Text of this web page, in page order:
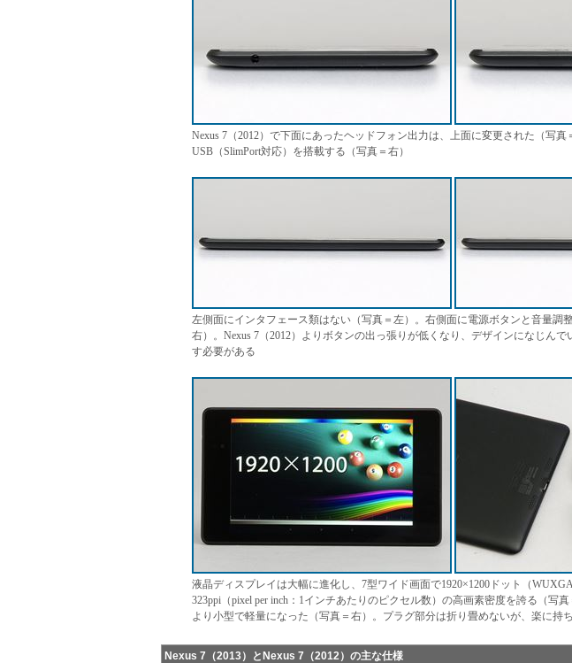
Nexus 7（2012）で下面にあったヘッドフォン出力は、上面に変更された（写真
USB（SlimPort対応）を搭載する（写真＝右）
左側面にインタフェース類はない（写真＝左）。右側面に電源ボタンと音量調
右）。Nexus 7（2012）よりボタンの出っ張りが低くなり、デザインになじん
す必要がある
液晶ディスプレイは大幅に進化し、7型ワイド画面で1920×1200ドット（
323ppi（pixel per inch：1インチあたりのピクセル数）の高画素密度を誇る（写
より小型で軽量になった（写真＝右）。プラグ部分は折り畳めないが、楽に持
Nexus 7（2013）とNexus 7（2012）の主な仕様